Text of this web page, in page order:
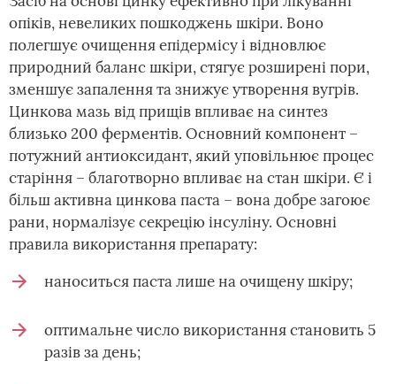
опіків, невеликих пошкоджень шкіри. Воно
полегшує очищення епідермісу і відновлює
природний баланс шкіри, стягує розширені пори,
зменшує запалення та знижує утворення вугрів.
Цинкова мазь від прищів впливає на синтез
близько 200 ферментів. Основний компонент –
потужний антиоксидант, який уповільнює процес
старіння – благотворно впливає на стан шкіри. Є і
більш активна цинкова паста – вона добре загоює
рани, нормалізує секрецію інсуліну. Основні
правила використання препарату:
наноситься паста лише на очищену шкіру;
оптимальне число використання становить 5
разів за день;